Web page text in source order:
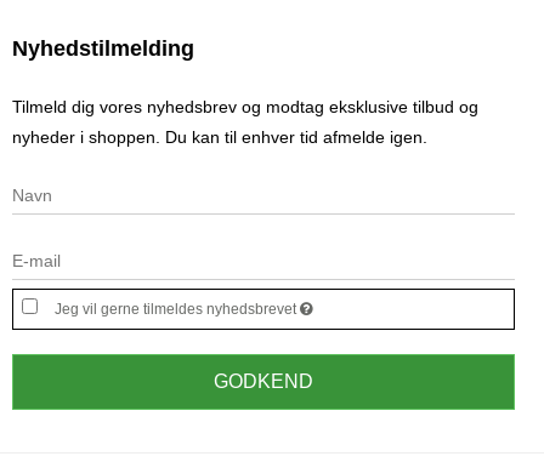
Nyhedstilmelding
Tilmeld dig vores nyhedsbrev og modtag eksklusive tilbud og
nyheder i shoppen. Du kan til enhver tid afmelde igen.
Jeg vil gerne tilmeldes nyhedsbrevet
GODKEND